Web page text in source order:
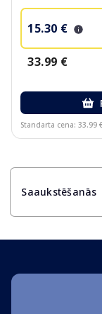
15.30 €
33.99 €
Standarta cena: 33.99 €
Saaukstēšanās